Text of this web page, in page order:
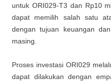
untuk ORI029-T3 dan Rp10
dapat memilih salah satu
dengan tujuan keuangan
masing.
Proses investasi ORI029
dapat dilakukan dengan